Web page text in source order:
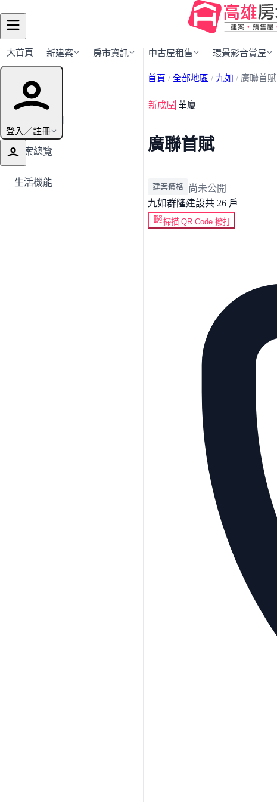
大首頁 新建案 房市資訊 中古屋租售 環景影音賞屋
登入／註冊
建案導覽
建案總覽
生活機能
首頁 / 全部地區 / 九如 / 廣聯首賦
新成屋 華廈
廣聯首賦
建案價格
尚未公開
九如群隆建設共 26 戶
掃描 QR Code 撥打